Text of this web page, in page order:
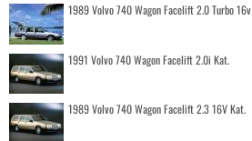
1989 Volvo 740 Wagon Facelift 2.0 Turbo 16v
1991 Volvo 740 Wagon Facelift 2.0i Kat.
1989 Volvo 740 Wagon Facelift 2.3 16V Kat.